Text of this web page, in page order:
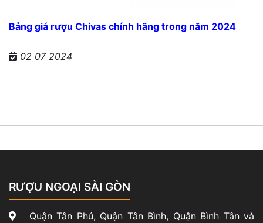
Bảng giá rượu Chivas chính hãng trong năm 2024
02 07 2024
RƯỢU NGOẠI SÀI GÒN
Quận Tân Phú, Quận Tân Bình, Quận Bình Tân và